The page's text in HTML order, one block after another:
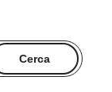
Cerca